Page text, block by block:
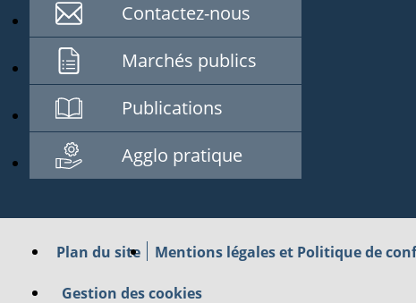
Contactez-nous
Marchés publics
Publications
Agglo pratique
Plan du site Mentions légales et Politique de
Gestion des cookies